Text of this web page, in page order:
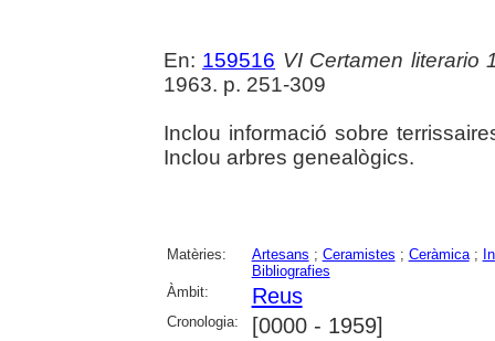
En: 159516 VI Certamen literario
1963. p. 251-309
Inclou informació sobre
Inclou arbres genealògics.
Matèries: Artesans ; Ceramistes ; Ceràmica;
Bibliografies
Àmbit:
Reus
Cronologia: [0000 - 1959]